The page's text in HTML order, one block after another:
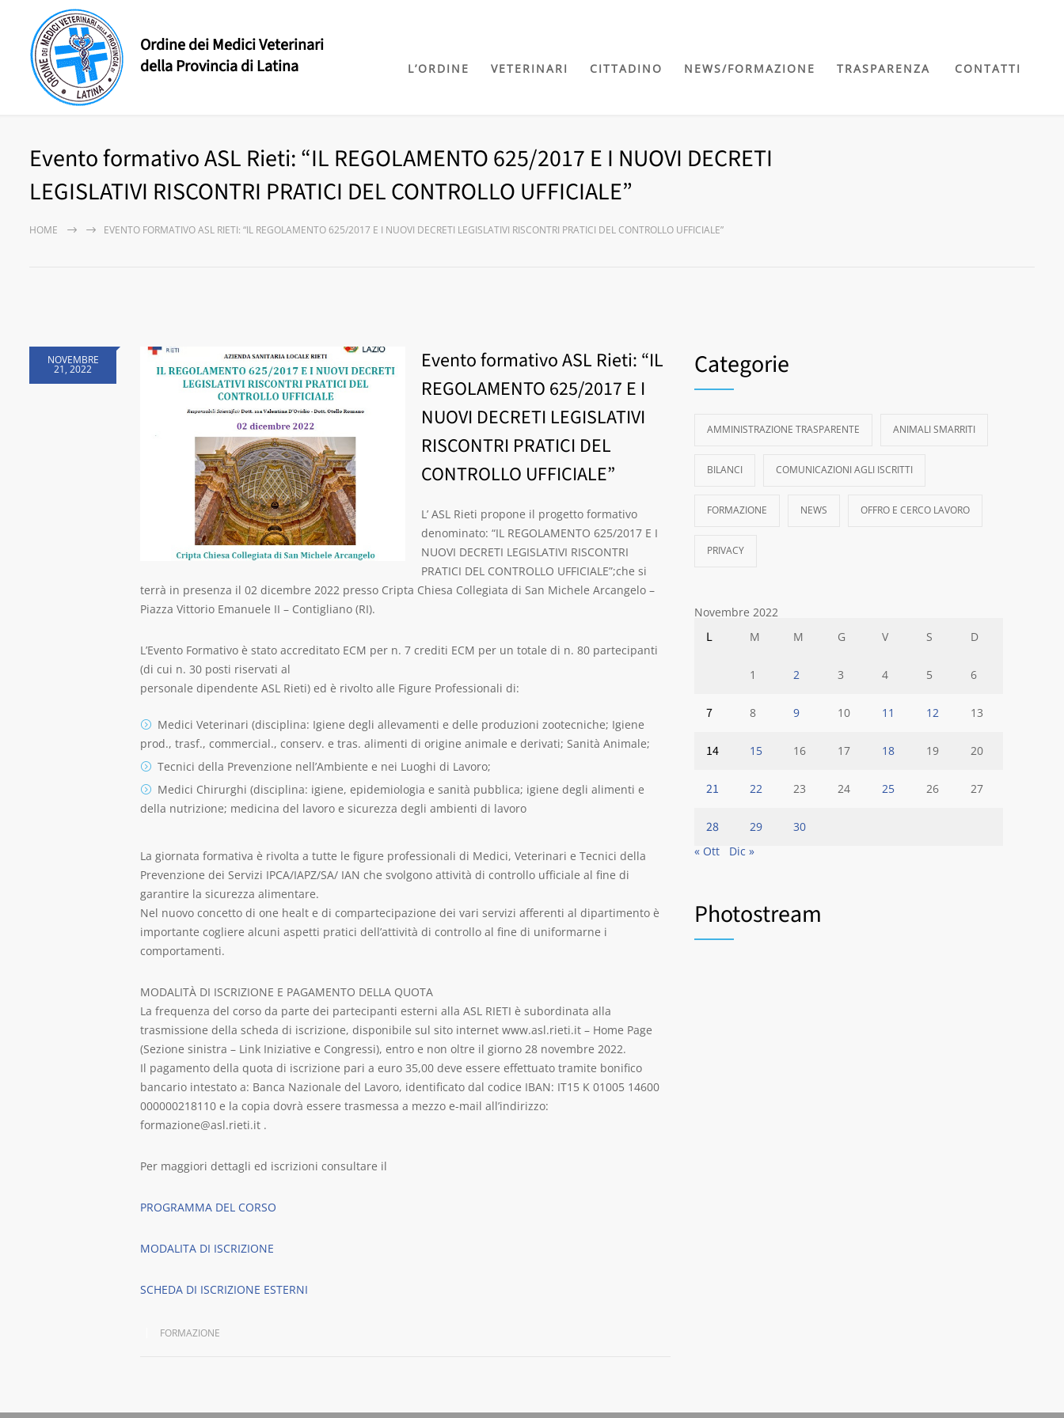
Ordine dei Medici Veterinari
della Provincia di Latina
L’ORDINE VETERINARI CITTADINO NEWS/FORMAZIONE TRASPARENZA CONTATTI
Evento formativo ASL Rieti: “IL REGOLAMENTO 625/2017 E I NUOVI DECRETI
LEGISLATIVI RISCONTRI PRATICI DEL CONTROLLO UFFICIALE”
HOME EVENTO FORMATIVO ASL RIETI: “IL REGOLAMENTO 625/2017 E I NUOVI DECRETI LEGISLATIVI RISCONTRI PRATICI DEL CONTROLLO UFFICIALE”
NOVEMBRE
21, 2022
Evento formativo ASL Rieti: “IL
REGOLAMENTO 625/2017 E I
NUOVI DECRETI LEGISLATIVI
RISCONTRI PRATICI DEL
CONTROLLO UFFICIALE”
L’ ASL Rieti propone il progetto formativo
denominato: “IL REGOLAMENTO 625/2017 E I
NUOVI DECRETI LEGISLATIVI RISCONTRI
PRATICI DEL CONTROLLO UFFICIALE”;che si
terrà in presenza il 02 dicembre 2022 presso Cripta Chiesa Collegiata di San Michele Arcangelo –
Piazza Vittorio Emanuele II – Contigliano (RI).
L’Evento Formativo è stato accreditato ECM per n. 7 crediti ECM per un totale di n. 80 partecipanti
(di cui n. 30 posti riservati al
personale dipendente ASL Rieti) ed è rivolto alle Figure Professionali di:
Medici Veterinari (disciplina: Igiene degli allevamenti e delle produzioni zootecniche; Igiene
prod., trasf., commercial., conserv. e tras. alimenti di origine animale e derivati; Sanità Animale;
Tecnici della Prevenzione nell’Ambiente e nei Luoghi di Lavoro;
Medici Chirurghi (disciplina: igiene, epidemiologia e sanità pubblica; igiene degli alimenti e
della nutrizione; medicina del lavoro e sicurezza degli ambienti di lavoro
La giornata formativa è rivolta a tutte le figure professionali di Medici, Veterinari e Tecnici della
Prevenzione dei Servizi IPCA/IAPZ/SA/ IAN che svolgono attività di controllo ufficiale al fine di
garantire la sicurezza alimentare.
Nel nuovo concetto di one healt e di compartecipazione dei vari servizi afferenti al dipartimento è
importante cogliere alcuni aspetti pratici dell’attività di controllo al fine di uniformarne i
comportamenti.
MODALITÀ DI ISCRIZIONE E PAGAMENTO DELLA QUOTA
La frequenza del corso da parte dei partecipanti esterni alla ASL RIETI è subordinata alla
trasmissione della scheda di iscrizione, disponibile sul sito internet www.asl.rieti.it – Home Page
(Sezione sinistra – Link Iniziative e Congressi), entro e non oltre il giorno 28 novembre 2022.
Il pagamento della quota di iscrizione pari a euro 35,00 deve essere effettuato tramite bonifico
bancario intestato a: Banca Nazionale del Lavoro, identificato dal codice IBAN: IT15 K 01005 14600
000000218110 e la copia dovrà essere trasmessa a mezzo e-mail all’indirizzo:
formazione@asl.rieti.it .
Per maggiori dettagli ed iscrizioni consultare il
PROGRAMMA DEL CORSO
MODALITA DI ISCRIZIONE
SCHEDA DI ISCRIZIONE ESTERNI
FORMAZIONE
Categorie
AMMINISTRAZIONE TRASPARENTE ANIMALI SMARRITI
BILANCI COMUNICAZIONI AGLI ISCRITTI
FORMAZIONE NEWS OFFRO E CERCO LAVORO
PRIVACY
Novembre 2022
L M M G V S D
1 2 3 4 5 6
7 8 9 10 11 12 13
14 15 16 17 18 19 20
21 22 23 24 25 26 27
28 29
30
« Ott
Dic »
Photostream